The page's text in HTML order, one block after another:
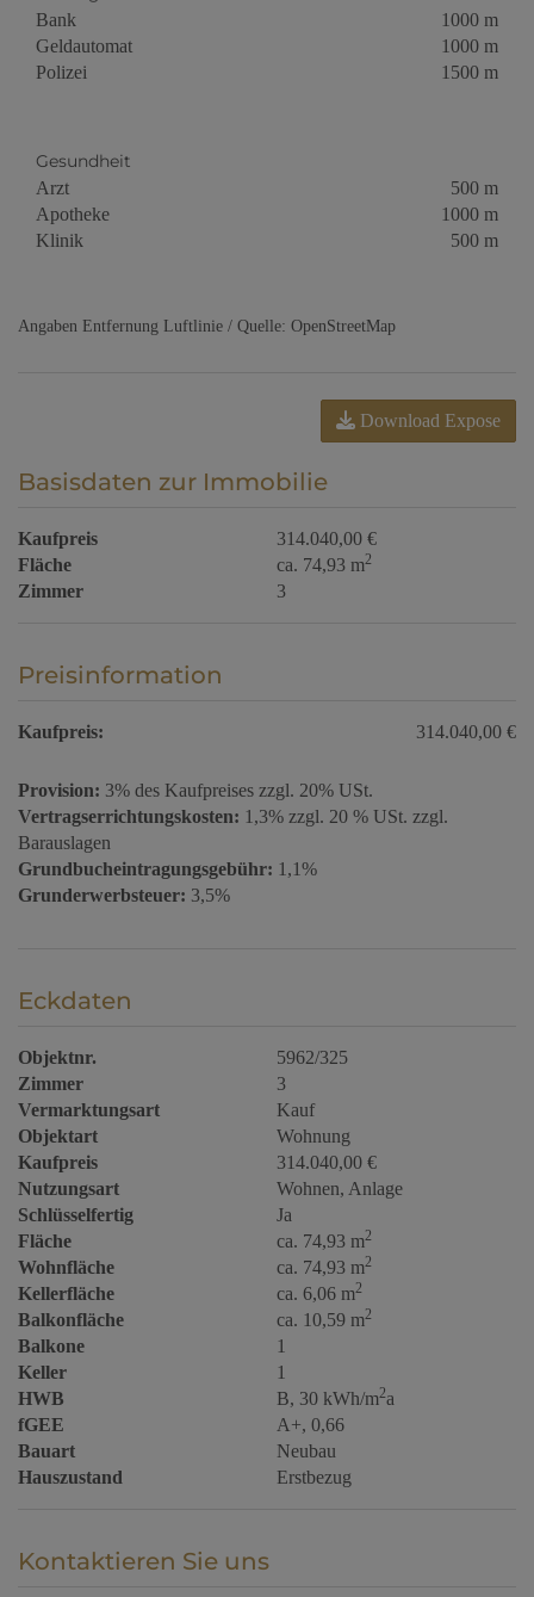
Bank
1000 m
Geldautomat
1000 m
Polizei
1500 m
Gesundheit
Arzt
500 m
Apotheke
1000 m
Klinik
500 m
Angaben Entfernung Luftlinie / Quelle: OpenStreetMap
Download Expose
Basisdaten zur Immobilie
Kaufpreis
314.040,00 €
Fläche
ca. 74,93 m2
Zimmer 3
Preisinformation
Kaufpreis: 314.040,00 €
Provision: 3% des Kaufpreises zzgl. 20% USt.
Vertragserrichtungskosten: 1,3% zzgl. 20 % USt. zzgl.
Barauslagen
Grundbucheintragungsgebühr: 1,1%
Grunderwerbsteuer: 3,5%
Eckdaten
Objektnr.
5962/325
Zimmer
3
Vermarktungsart
Kauf
Objektart
Wohnung
Kaufpreis
314.040,00 €
Nutzungsart
Wohnen Anlage
Schlüsselfertig
Ja
Fläche
ca. 74,93 m2
Wohnfläche ca. 74,93 m2
Kellerfläche ca. 6,06 m2
Balkonfläche ca. 10,59 m2
Balkone
1
Keller
1
HWB
B, 30 kWh/m2a
fGEE
A+, 0,66
Bauart
Neubau
Hauszustand
Erstbezug
Kontaktieren Sie uns